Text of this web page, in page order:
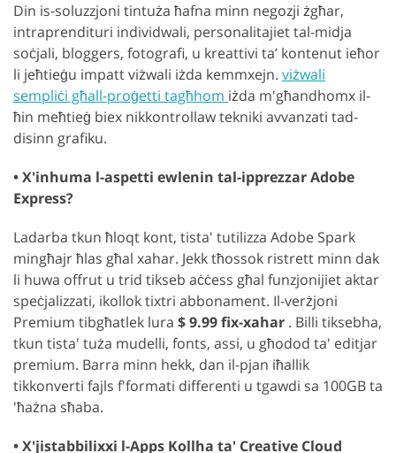
Din is-soluzzjoni tintuża ħafna minn negozji żgħar,
intraprendituri individwali, personalitajiet tal-midja
soċjali, bloggers, fotografi, u kreattivi ta’ kontenut ieħor
li jeħtieġu impatt viżwali iżda kemmxejn. viżwali
sempliċi għall-proġetti tagħhom iżda m'għandhomx il-
ħin meħtieġ biex nikkontrollaw tekniki avvanzati tad-
disinn grafiku.
• X'inhuma l-aspetti ewlenin tal-ipprezzar Adobe
Express?
Ladarba tkun ħloqt kont, tista' tutilizza Adobe Spark
mingħajr ħlas għal xahar. Jekk tħossok ristrett minn dak
li huwa offrut u trid tikseb aċċess għal funzjonijiet aktar
speċjalizzati, ikollok tixtri abbonament. Il-verżjoni
Premium tibgħatlek lura $ 9.99 fix-xahar . Billi tiksebha,
tkun tista' tuża mudelli, fonts, assi, u għodod ta' editjar
premium. Barra minn hekk, dan il-pjan iħallik
tikkonverti fajls f'formati differenti u tgawdi sa 100GB ta
'ħażna sħaba.
• X'jistabbilixxi l-Apps Kollha ta' Creative Cloud